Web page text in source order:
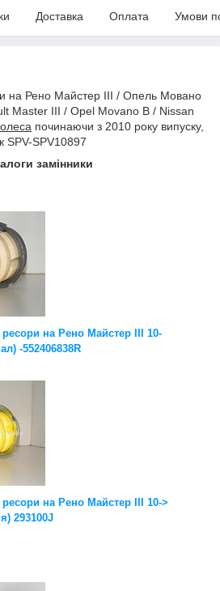
Доставка Оплата Умови
на Рено Майстер III / Опель Мовано
Master III / Opel Movano B / Nissan
починаючи з 2010 року випуску,
SPV-SPV10897
замінники
ресори на Рено Майстер III 10-
-552406838R
ресори на Рено Майстер III 10->
293100J